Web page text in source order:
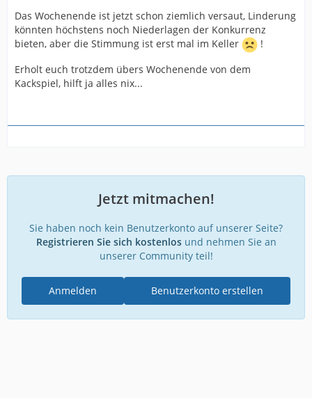
Das Wochenende ist jetzt schon ziemlich versaut, Linderung
könnten höchstens noch Niederlagen der Konkurrenz
bieten, aber die Stimmung ist erst mal im Keller
!
Erholt euch trotzdem übers Wochenende von dem
Kackspiel, hilft ja alles nix...
Jetzt mitmachen!
Sie haben noch kein Benutzerkonto auf unserer Seite?
Registrieren Sie sich kostenlosund nehmen Sie an
unserer Community teil!
Benutzerkonto erstellen
Anmelden